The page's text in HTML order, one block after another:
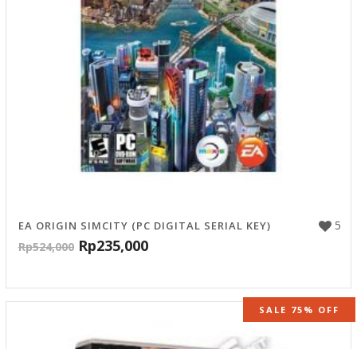
5
EA ORIGIN SIMCITY (PC DIGITAL SERIAL KEY)
Rp524,000 Rp235,000
SALE 75% OFF